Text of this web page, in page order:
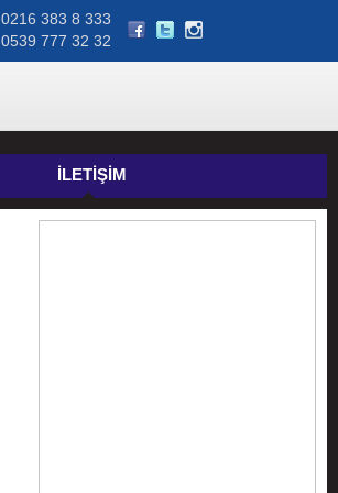
0216 383 8 333
0539 777 32 32
İLETİŞİM